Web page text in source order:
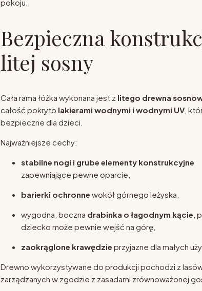
pokoju.
Bezpieczna
litej sosny
Cała rama łóżka wykonana jest z litego drewna
całość pokryto lakierami wodnymi i wodnymi UV,
bezpieczne dla dzieci.
Najważniejsze cechy:
stabilne nogi i grube elementy konstrukcyjne
zapewniające pewne oparcie,
barierki ochronne wokół górnego leżyska,
wygodna, boczna drabinka o łagodnym kącie ,
dziecko może pewnie wejść na górę,
zaokrąglone krawędzie przyjazne dla małych
Drewno wykorzystywane do produkcji pochodzi z
zarządzanych w zgodzie z zasadami zrównoważonej